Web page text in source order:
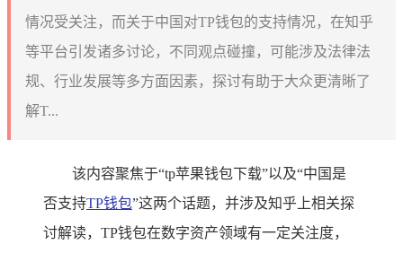
情况受关注，而关于中国对TP钱包的支持情况，在知乎
等平台引发诸多讨论，不同观点碰撞，可能涉及法律法
规、行业发展等多方面因素，探讨有助于大众更清晰了
解T...
该内容聚焦于“tp苹果钱包下载”以及“中国是
否支持TP钱包”这两个话题，并涉及知乎上相关探
讨解读，TP钱包在数字资产领域有一定关注度，